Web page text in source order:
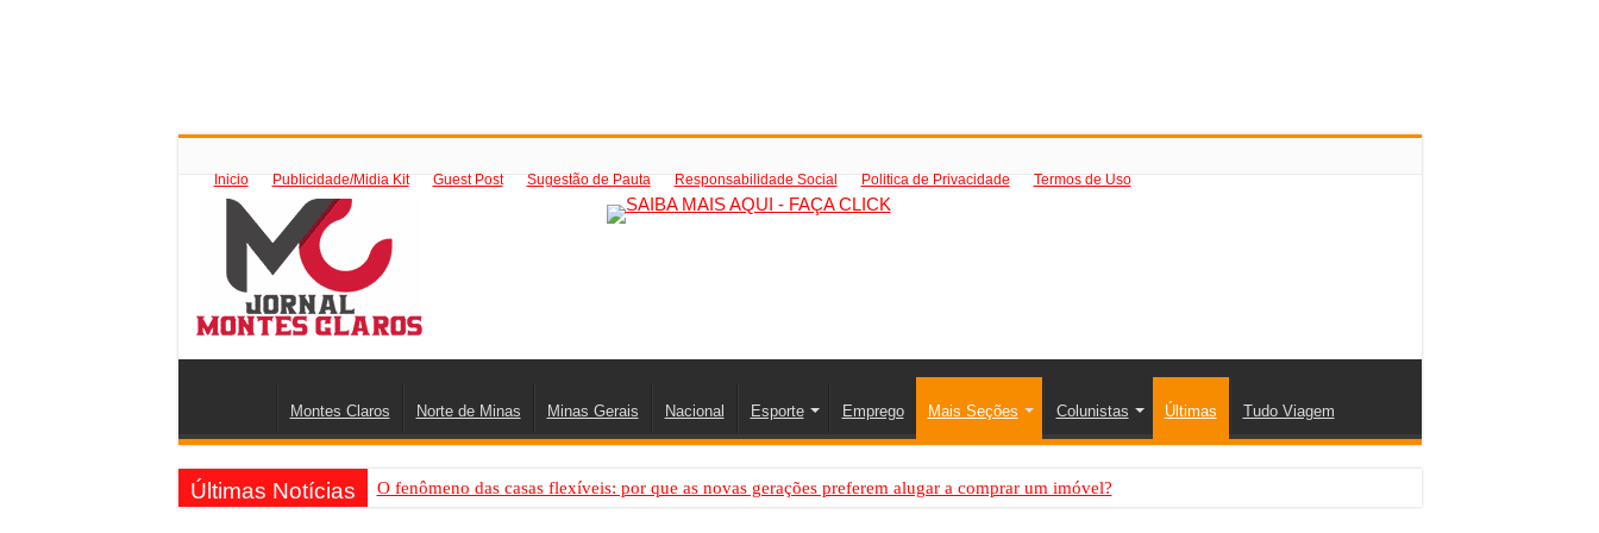
Inicio Publicidade/Midia Kit Guest Post Sugestão de Pauta Responsabilidade Social Politica de Privacidade Termos de Uso
Montes Claros Norte de Minas Minas Gerais Nacional Esporte Emprego Mais Seções Colunistas Últimas Tudo Viagem
Últimas Notícias O fenômeno das casas flexíveis: por que as novas gerações preferem alugar a comprar um imóvel?